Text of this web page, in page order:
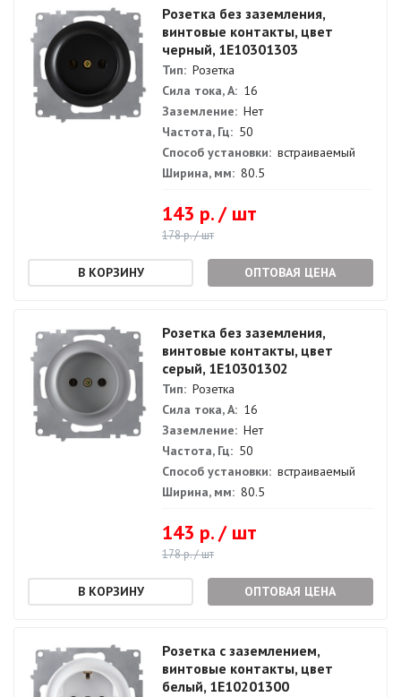
Розетка без заземления,
винтовые контакты, цвет
черный, 1E10301303
Тип: Розетка
Сила тока, А: 16
Заземление: Нет
Частота, Гц: 50
Способ установки: встраиваемый
Ширина, мм: 80.5
143 р. / шт
178 р. / шт
ОПТОВАЯ ЦЕНА
Розетка без заземления,
винтовые контакты, цвет
серый, 1E10301302
Тип: Розетка
Сила тока, А: 16
Заземление: Нет
Частота, Гц: 50
Способ установки: встраиваемый
Ширина, мм: 80.5
143 р. / шт
178 р. / шт
ОПТОВАЯ ЦЕНА
Розетка с заземлением,
винтовые контакты, цвет
белый, 1E10201300